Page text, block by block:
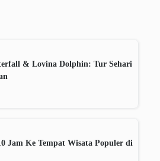
& Lovina Dolphin: Tur Sehari
Jam Ke Tempat Wisata Populer di